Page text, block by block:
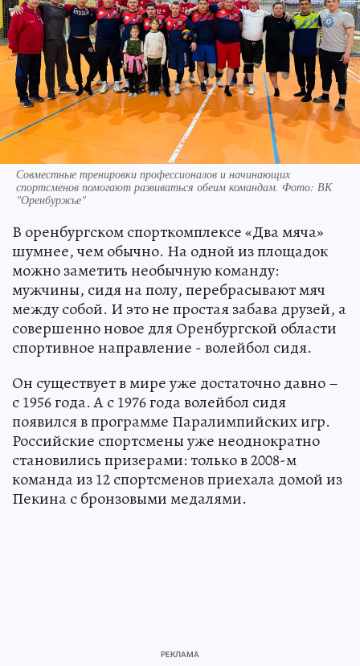
Совместные тренировки профессионалов и начинающих
спортсменов помогают развиваться обеим командам. Фото: ВК
"Оренбуржье"
В оренбургском спорткомплексе «Два мяча»
шумнее, чем обычно. На одной из площадок
можно заметить необычную команду:
мужчины, сидя на полу, перебрасывают мяч
между собой. И это не простая забава друзей, а
совершенно новое для Оренбургской области
спортивное направление - волейбол сидя.
Он существует в мире уже достаточно давно –
с 1956 года. А с 1976 года волейбол сидя
появился в программе Паралимпийских игр.
Российские спортсмены уже неоднократно
становились призерами: только в 2008-м
команда из 12 спортсменов приехала домой из
Пекина с бронзовыми медалями.